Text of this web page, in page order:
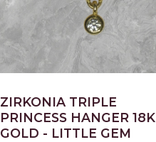
ZIRKONIA TRIPLE
PRINCESS HANGER 18K
GOLD - LITTLE GEM